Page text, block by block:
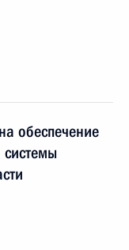
обеспечение